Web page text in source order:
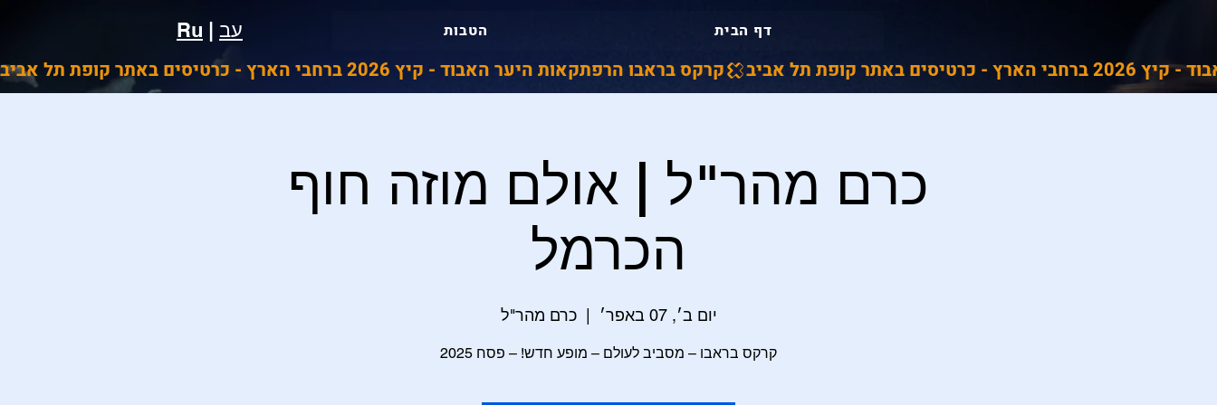
Ru | עב דף הבית הטבות
קרקס בראבו הרפתקאות היער האבוד - קיץ 2026 ברחבי הארץ - כרטיסים באתר קופת תל אביב
כרם מהר"ל | אולם מוזה חוף
הכרמל
יום ב׳, 07 באפר׳
  |
כרם מהר"ל
קרקס בראבו – מסביב לעולם – מופע חדש! – פסח 2025